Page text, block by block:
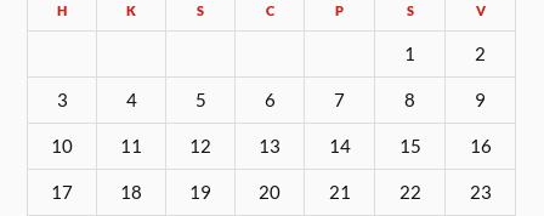
H K S C P S V
1 2
3 4 5 6 7 8 9
10 11 12 13 14 15 16
17 18 19 20 21 22 23